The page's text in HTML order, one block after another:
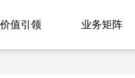
价值引领 业务矩阵